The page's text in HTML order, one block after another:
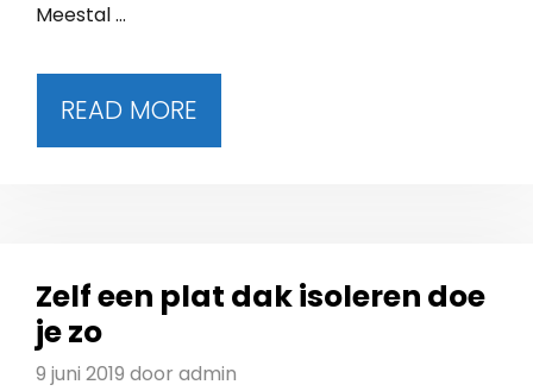
Meestal …
READ MORE
Zelf een plat dak isoleren doe
je zo
9 juni 2019 door admin